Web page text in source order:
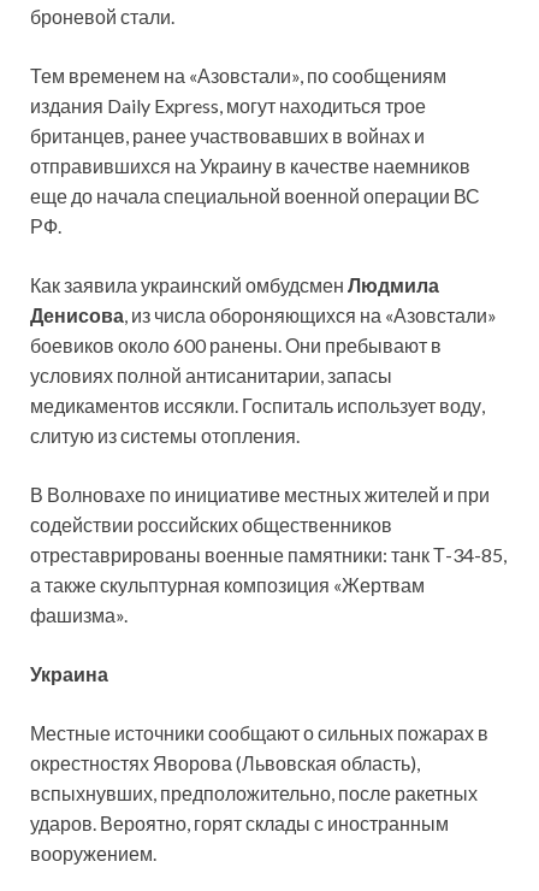
броневой стали.
Тем временем на «Азовстали», по сообщениям
издания Daily Express, могут находиться трое
британцев, ранее участвовавших в войнах и
отправившихся на Украину в качестве наемников
еще до начала специальной военной операции ВС
РФ.
Как заявила украинский омбудсмен Людмила
Денисова, из числа обороняющихся на «Азовстали»
боевиков около 600 ранены. Они пребывают в
условиях полной антисанитарии, запасы
медикаментов иссякли. Госпиталь использует воду,
слитую из системы отопления.
В Волновахе по инициативе местных жителей и при
содействии российских общественников
отреставрированы военные памятники: танк Т-34-85,
а также скульптурная композиция «Жертвам
фашизма».
Украина
Местные источники сообщают о сильных пожарах в
окрестностях Яворова (Львовская область),
вспыхнувших, предположительно, после ракетных
ударов. Вероятно, горят склады с иностранным
вооружением.